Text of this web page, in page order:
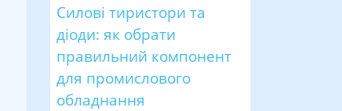
Силові тиристори та
діоди: як обрати
правильний компонент
для промислового
обладнання